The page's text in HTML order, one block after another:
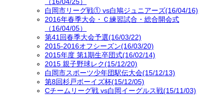
（16/04/25）
白岡市リーグ戦① vs白鳩ジュニアーズ(16/04/16)
2016年春季大会・Ｃ練習試合・総合開会式
（16/04/05）
第41回春季大会予選(16/03/22)
2015-2016オフシーズン(16/03/20)
2015年度 第1期生卒団式(16/02/14)
2015 親子野球レク(15/12/20)
白岡市スポーツ少年団駅伝大会(15/12/13)
第8回杉戸ボーイズ杯(15/12/05)
Cチームリーグ戦 vs白岡イーグルス戦(15/11/03)